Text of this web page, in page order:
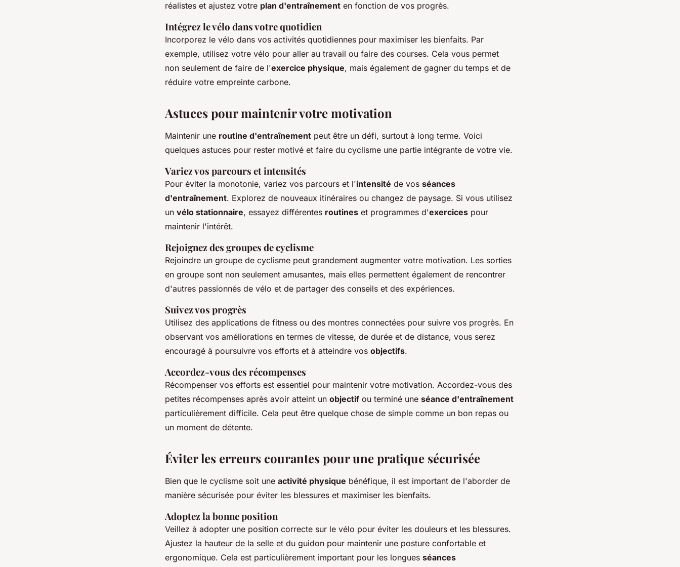
réalistes et ajustez votre plan d'entraînement en fonction de vos progrès.
Intégrez le vélo dans votre quotidien
Incorporez le vélo dans vos activités quotidiennes pour maximiser les bienfaits. Par
exemple, utilisez votre vélo pour aller au travail ou faire des courses. Cela vous permet
non seulement de faire de l'exercice physique, mais également de gagner du temps et de
réduire votre empreinte carbone.
Astuces pour maintenir votre motivation
Maintenir une routine d'entraînement peut être un défi, surtout à long terme. Voici
quelques astuces pour rester motivé et faire du cyclisme une partie intégrante de votre vie.
Variez vos parcours et intensités
Pour éviter la monotonie, variez vos parcours et l'intensité de vos séances
d'entraînement. Explorez de nouveaux itinéraires ou changez de paysage. Si vous utilisez
un vélo stationnaire, essayez différentes routines et programmes d'exercices pour
maintenir l'intérêt.
Rejoignez des groupes de cyclisme
Rejoindre un groupe de cyclisme peut grandement augmenter votre motivation. Les sorties
en groupe sont non seulement amusantes, mais elles permettent également de rencontrer
d'autres passionnés de vélo et de partager des conseils et des expériences.
Suivez vos progrès
Utilisez des applications de fitness ou des montres connectées pour suivre vos progrès. En
observant vos améliorations en termes de vitesse, de durée et de distance, vous serez
encouragé à poursuivre vos efforts et à atteindre vos objectifs.
Accordez-vous des récompenses
Récompenser vos efforts est essentiel pour maintenir votre motivation. Accordez-vous des
petites récompenses après avoir atteint un objectif ou terminé une séance d'entraînement
particulièrement difficile. Cela peut être quelque chose de simple comme un bon repas ou
un moment de détente.
Éviter les erreurs courantes pour une pratique sécurisée
Bien que le cyclisme soit une activité physique bénéfique, il est important de l'aborder de
manière sécurisée pour éviter les blessures et maximiser les bienfaits.
Adoptez la bonne position
Veillez à adopter une position correcte sur le vélo pour éviter les douleurs et les blessures.
Ajustez la hauteur de la selle et du guidon pour maintenir une posture confortable et
ergonomique. Cela est particulièrement important pour les longues séances